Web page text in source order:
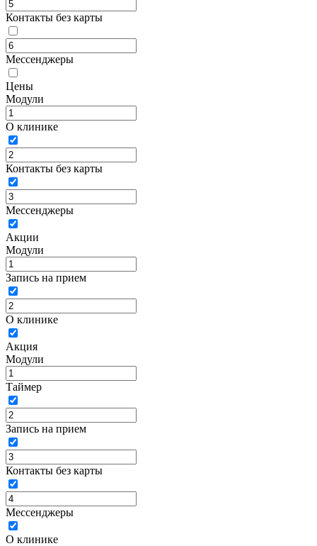
Контакты без карты
Мессенджеры
Цены
Модули
О клинике
Контакты без карты
Мессенджеры
Акции
Модули
Запись на прием
О клинике
Акция
Модули
Таймер
Запись на прием
Контакты без карты
Мессенджеры
О клинике